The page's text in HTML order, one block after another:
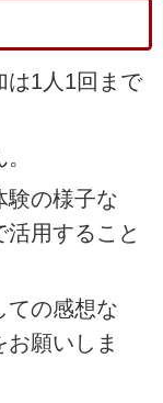
は1人1回まで
験の様子な
用すること
ての感想な
願いしま